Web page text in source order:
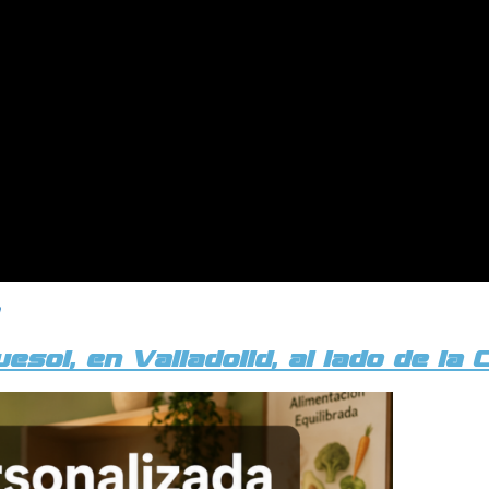
en Valladolid, al lado de la